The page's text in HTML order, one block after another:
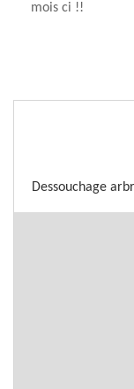
mois ci !!
Dessouchage